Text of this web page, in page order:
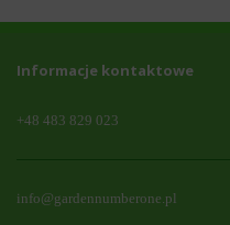
Informacje kontaktowe
+48 483 829 023
info@gardennumberone.pl